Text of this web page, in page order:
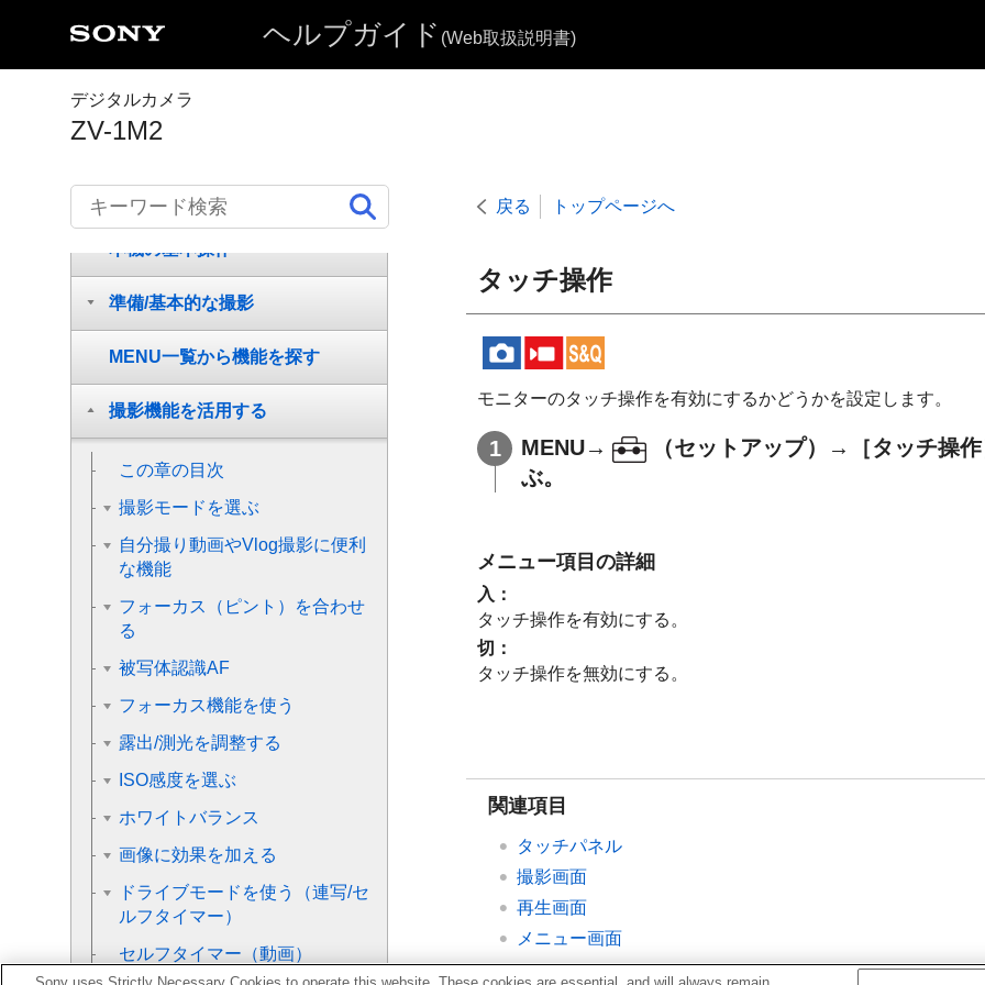
ヘルプガイド (Web取扱説明書)
デジタルカメラ
ZV-1M2
戻る トップページへ
タッチ操作
モニターのタッチ操作を有効にするかどうかを設定します。
MENU→ （セットアップ）→ ［タッチ操作
ぶ。
メニュー項目の詳細
入 ：
タッチ操作を有効にする。
切 ：
タッチ操作を無効にする。
関連項目
タッチパネル
撮影画面
再生画面
メニュー画面
ヘルプガイドの使いかた
本体と付属品を確認する
各部の名称
本機の基本操作
準備/基本的な撮影
MENU一覧から機能を探す
撮影機能を活用する
この章の目次
撮影モードを選ぶ
自分撮り動画やVlog撮影に便利
な機能
フォーカス（ピント）を合わせ
る
被写体認識AF
フォーカス機能を使う
露出/測光を調整する
ISO感度を選ぶ
ホワイトバランス
画像に効果を加える
ドライブモードを使う（連写/セ
ルフタイマー）
セルフタイマー （動画）